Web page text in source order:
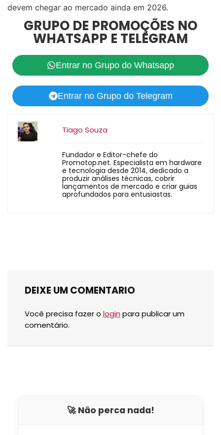
devem chegar ao mercado ainda em 2026.
GRUPO DE PROMOÇÕES NO
WHATSAPP E TELEGRAM
Entrar no Grupo do Whatsapp
Entrar no Grupo do Telegram
Tiago Souza
Fundador e Editor-chefe do
Promotop.net. Especialista em hardware
e tecnologia desde 2014, dedicado a
produzir análises técnicas, cobrir
lançamentos de mercado e criar guias
aprofundados para entusiastas.
DEIXE UM COMENTARIO
Você precisa fazer o login para publicar um
comentário.
🚀 Não perca nada!